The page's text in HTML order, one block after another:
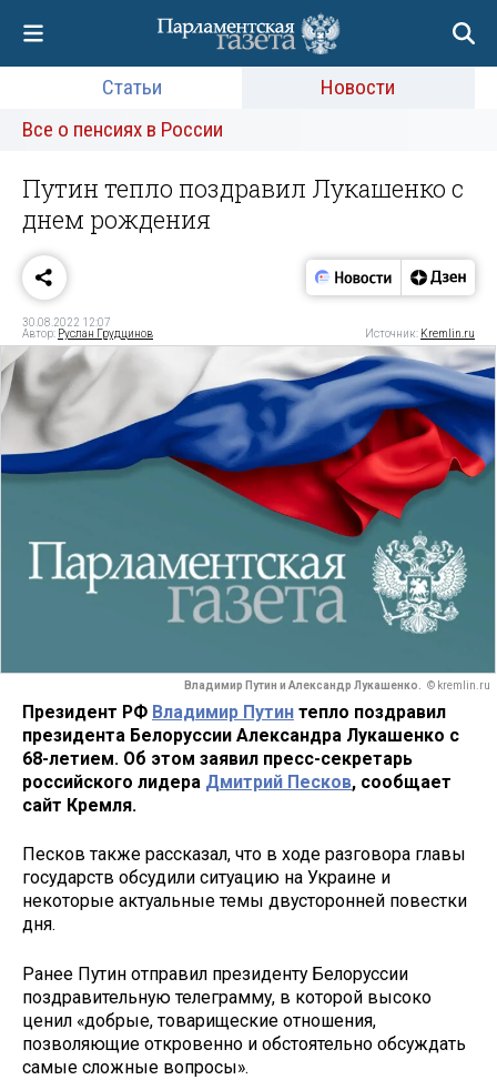
Статьи
Новости
Все о пенсиях в России
Путин тепло поздравил Лукашенко с
днем рождения
30.08.2022 12:07
Автор: Руслан Грудцинов Источник: Kremlin.ru
Владимир Путин и Александр Лукашенко. © kremlin.ru
Президент РФ Владимир Путин тепло поздравил
президента Белоруссии Александра Лукашенко с
68-летием. Об этом заявил пресс-секретарь
российского лидера Дмитрий Песков, сообщает
сайт Кремля.
Песков также рассказал, что в ходе разговора главы
государств обсудили ситуацию на Украине и
некоторые актуальные темы двусторонней повестки
дня.
Ранее Путин отправил президенту Белоруссии
поздравительную телеграмму, в которой высоко
ценил «добрые, товарищеские отношения,
позволяющие откровенно и обстоятельно обсуждать
самые сложные вопросы».